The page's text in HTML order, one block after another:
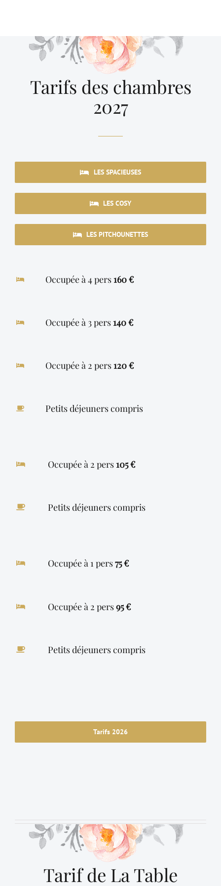
Tarifs des chambres
2027
LES SPACIEUSES
LES COSY
LES PITCHOUNETTES
Occupée à 4 pers160 €
Occupée à 3 pers140 €
Occupée à 2 pers120€
Petits déjeuners compris
Occupée à 2 pers105 €
Petits déjeuners compris
Occupée à 1 pers75 €
Occupée à 2 pers95 €
Petits déjeuners compris
Tarifs 2026
Tarif de La Table